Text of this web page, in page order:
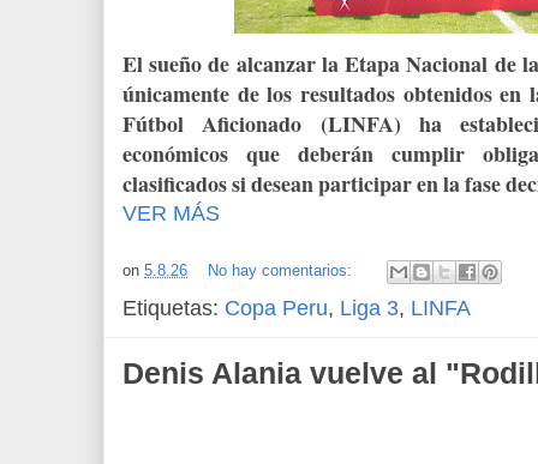
El sueño de alcanzar la Etapa Nacional de
únicamente de los resultados obtenidos
Fútbol Aficionado (LINFA) ha
económicos que deberán cumplir
clasificados si desean participar en la fase
VER MÁS
on 5.8.26 No hay comentarios:
Etiquetas: Copa Peru, Liga 3, LINFA
Denis Alania vuelve al